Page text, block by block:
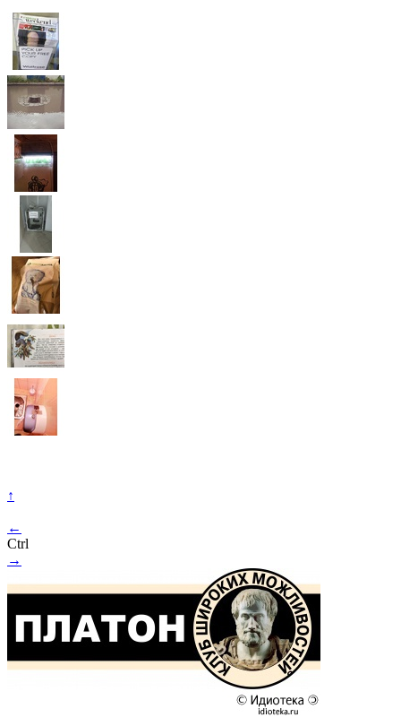
↑
←
Ctrl
→